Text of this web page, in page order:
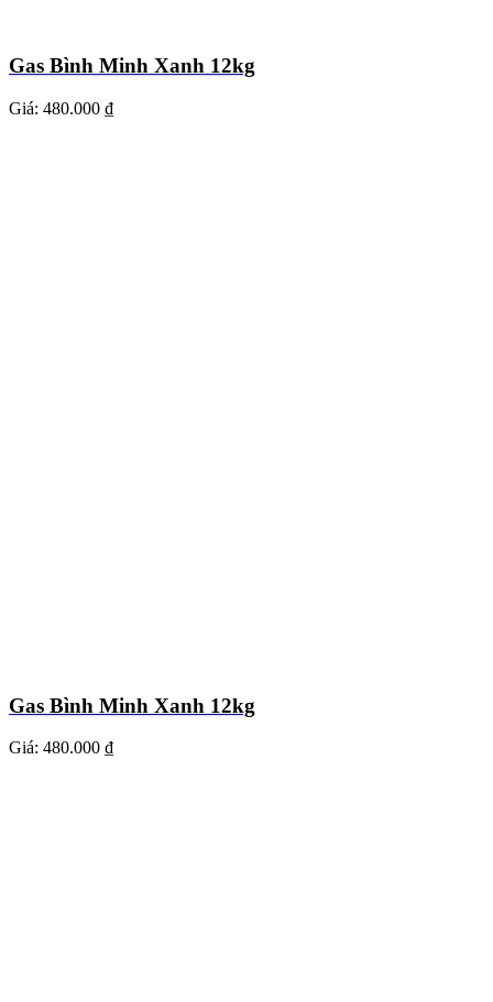
Gas Bình Minh Xanh 12kg
Giá: 480.000 ₫
Gas Bình Minh Xanh 12kg
Giá: 480.000 ₫